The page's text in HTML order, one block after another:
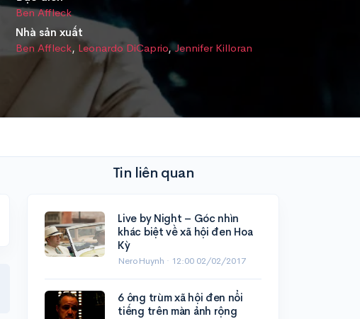
Ben Affleck
Nhà sản xuất
Ben Affleck, Leonardo DiCaprio,Jennifer Killoran
Tin liên quan
Live by Night – Góc nhìn
khác biệt về xã hội đen Hoa
Kỳ
NeroHuynh · 12:00 02/02/2017
6 ông trùm xã hội đen nổi
tiếng trên màn ảnh rộng